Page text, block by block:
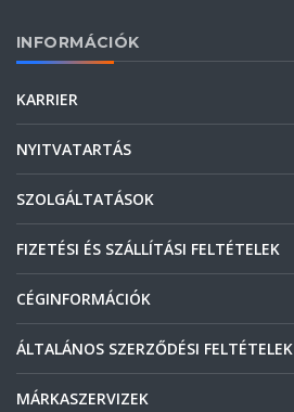
INFORMÁCIÓK
KARRIER
NYITVATARTÁS
SZOLGÁLTATÁSOK
FIZETÉSI ÉS SZÁLLÍTÁSI FELTÉTELEK
CÉGINFORMÁCIÓK
ÁLTALÁNOS SZERZŐDÉSI FELTÉTELEK
MÁRKASZERVIZEK